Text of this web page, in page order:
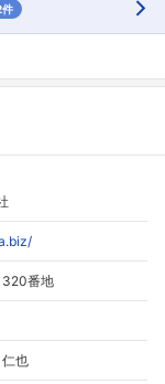
番地
也